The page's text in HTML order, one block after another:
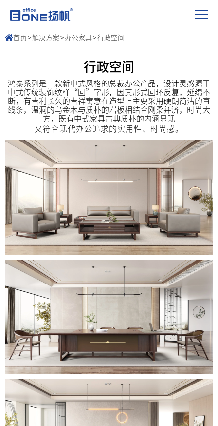
首页 >解决方案> 办公家具 >行政空间
行政空间
鸿泰系列是一款新中式风格的总裁办公产品，设计灵感源于
中式传统装饰纹样“回”字形，因其形式回环反复，延绵不
断，有吉利长久的吉祥寓意在造型上主要采用硬朗简洁的直
线条，温洞的乌金木与质朴的岩板相结合刚柔并济，时尚大
方，既有中式家具古典质朴的内涵显现
又符合现代办公追求的实用性、时尚感。